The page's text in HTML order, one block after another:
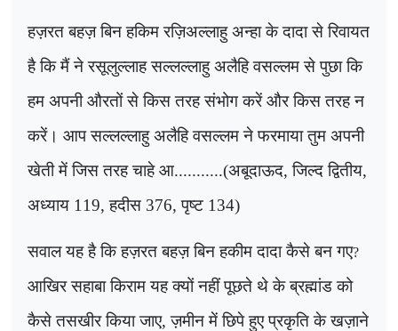
हज़रत बहज़ बिन हकिम रज़िअल्लाहु अन्हा के दादा से रिवायत
है कि मैं ने रसूलुल्लाह सल्लल्लाहु अलैहि वसल्लम से पुछा कि
हम अपनी औरतों से किस तरह संभोग करें और किस तरह न
करें। आप सल्लल्लाहु अलैहि वसल्लम ने फरमाया तुम अपनी
खेती में जिस तरह चाहे आ...........(अबूदाऊद, जिल्द द्वितीय,
अध्याय 119, हदीस 376, पृष्ट 134)
सवाल यह है कि हज़रत बहज़ बिन हकीम दादा कैसे बन गए?
आखिर सहाबा किराम यह क्यों नहीं पूछते थे के ब्रह्मांड को
कैसे तसखीर किया जाए, ज़मीन में छिपे हुए प्रकृति के खज़ाने